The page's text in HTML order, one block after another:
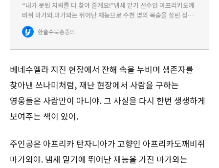
“내가 못된 지뢰를 다 찾아 줄게요!”냄새 맡기 선수인 아프리카도깨
비쥐 마가와.마가와는 뛰어난 재능으로 수천 명의 목숨을 살린 정말
멋진 영웅 쥐예요. 일생 동안 71개의 지뢰와 38개의 불발탄을 찾아냈
다니 대단하지요?사랑하는 사람들을 위해 안전하고 넓은 땅을…
한솔수북홍종의
베네수엘라 지진 현장에서 잔해 속을 누비며 생존자를
찾아낸 쓰나미처럼, 재난 현장에서 사람을 구하는
영웅들은 사람만이 아니야. 그 사실을 다시 한번 생생하게
보여주는 책이 있어.
주인공은 아프리카 탄자니아가 고향인 아프리카도깨비쥐
마가와야. 냄새 맡기에 뛰어난 재능을 가진 마가와는